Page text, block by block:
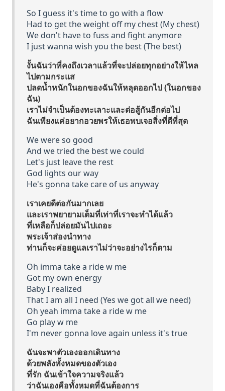
So I guess it's time to go with a flow
Had to get the weight off my chest (My chest)
We don't have to fuss and fight anymore
I just wanna wish you the best (The best)
งั้นฉันว่าที่คงถึงเวลาแล้วที่จะปล่อยทุกอย่างให้ไหล
ไปตามกระแส
ปลดน้ำหนักในอกของฉันให้หลุดออกไป (ในอกของ
ฉัน)
เราไม่จำเป็นต้องทะเลาะและต่อสู้กันอีกต่อไป
ฉันเพียงแค่อยากอวยพรให้เธอพบเจอสิ่งที่ดีที่สุด
We were so good
And we tried the best we could
Let's just leave the rest
God lights our way
He's gonna take care of us anyway
เราเคยดีต่อกันมากเลย
และเราพยายามเต็มที่เท่าที่เราจะทำได้แล้ว
ที่เหลือก็ปล่อยมันไปเถอะ
พระเจ้าส่องนำทาง
ท่านก็จะค่อยดูแลเราไม่ว่าจะอย่างไรก็ตาม
Oh imma take a ride w me
Got my own energy
Baby I realized
That I am all I need (Yes we got all we need)
Oh yeah imma take a ride w me
Go play w me
I'm never gonna love again unless it's true
ฉันจะพาตัวเองออกเดินทาง
ด้วยพลังทั้งหมดของตัวเอง
ที่รัก ฉันเข้าใจความจริงแล้ว
ว่าฉันเองคือทั้งหมดที่ฉันต้องการ